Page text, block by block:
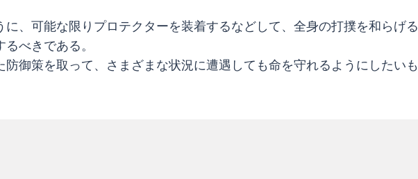
に、可能な限りプロテクターを装着するなどして、全身の打撲を和らげる
るべきである。
防御策を取って、さまざまな状況に遭遇しても命を守れるようにしたいも